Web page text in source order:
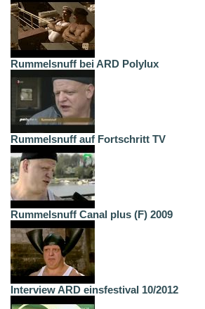
Rummelsnuff bei ARD Polylux
Rummelsnuff auf Fortschritt TV
Rummelsnuff Canal plus (F) 2009
Interview ARD einsfestival 10/2012